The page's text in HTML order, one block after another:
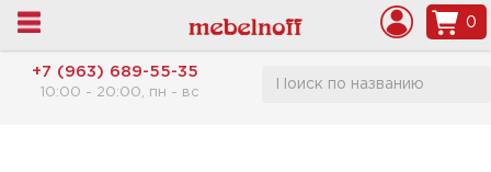
0
+7 (963) 689-55-35
10:00 - 20:00, пн - вс